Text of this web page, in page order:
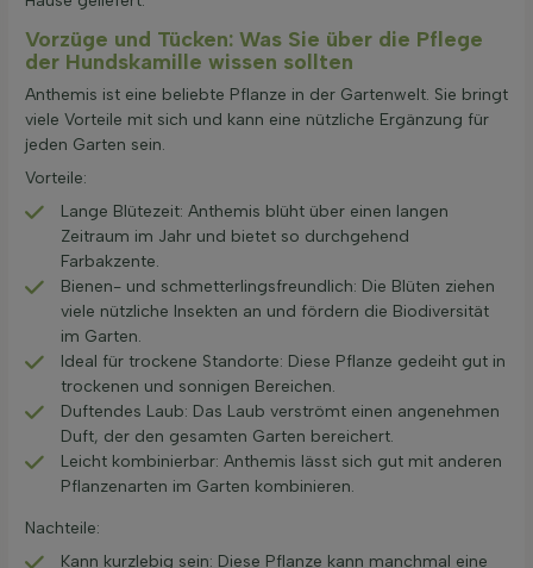
Vorzüge und Tücken: Was Sie über die Pflege
der Hundskamille wissen sollten
Anthemis ist eine beliebte Pflanze in der Gartenwelt. Sie bringt
viele Vorteile mit sich und kann eine nützliche Ergänzung für
jeden Garten sein.
Vorteile:
Lange Blütezeit: Anthemis blüht über einen langen
Zeitraum im Jahr und bietet so durchgehend
Farbakzente.
Bienen- und schmetterlingsfreundlich: Die Blüten ziehen
viele nützliche Insekten an und fördern die Biodiversität
im Garten.
Ideal für trockene Standorte: Diese Pflanze gedeiht gut in
trockenen und sonnigen Bereichen.
Duftendes Laub: Das Laub verströmt einen angenehmen
Duft, der den gesamten Garten bereichert.
Leicht kombinierbar: Anthemis lässt sich gut mit anderen
Pflanzenarten im Garten kombinieren.
Nachteile:
Kann kurzlebig sein: Diese Pflanze kann manchmal eine